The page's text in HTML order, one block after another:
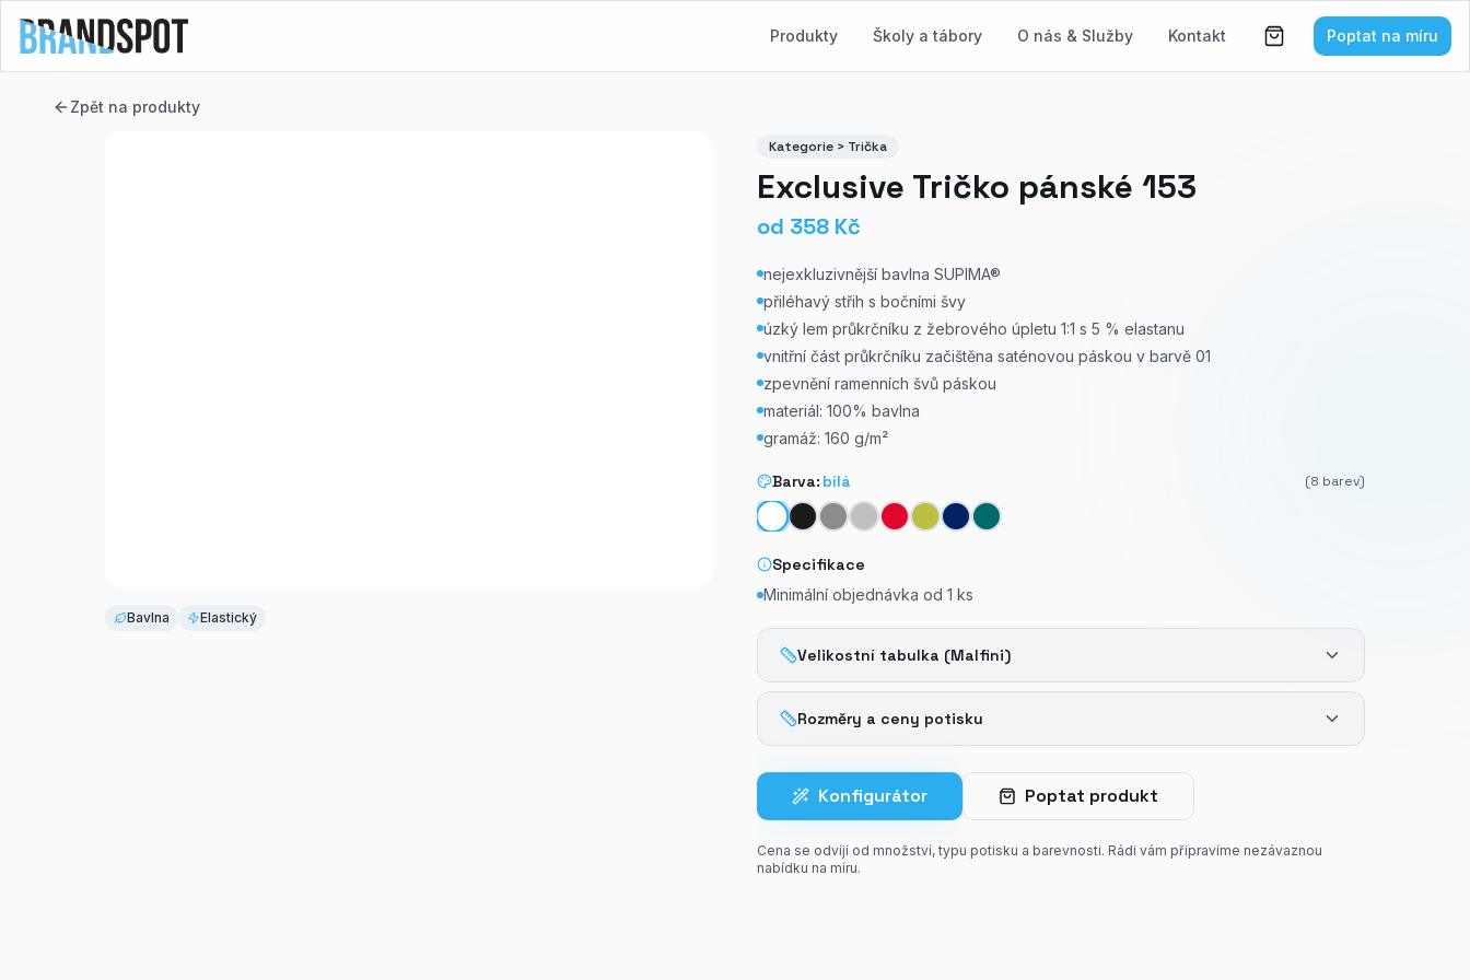
Produkty Školy a tábory O nás & Služby Kontakt Poptat na míru
Zpět na produkty
Bavlna Elastický
Kategorie > Trička
Exclusive Tričko pánské 153
od 358 Kč
nejexkluzivnější bavlna SUPIMA®
přiléhavý střih s bočními švy
úzký lem průkrčníku z žebrového úpletu 1:1 s 5 % elastanu
vnitřní část průkrčníku začištěna saténovou páskou v barvě 01
zpevnění ramenních švů páskou
materiál: 100% bavlna
gramáž: 160 g/m²
Barva: bílá (8 barev)
Specifikace
Minimální objednávka od 1 ks
Velikostní tabulka (Malfini)
Rozměry a ceny potisku
Konfigurátor Poptat produkt
Cena se odvíjí od množství, typu potisku a barevnosti. Rádi vám připravíme nezávaznou
nabídku na míru.